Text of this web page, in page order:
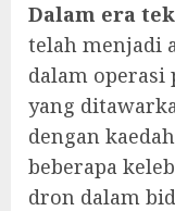
Dalam era
telah menjadi
dalam operasi
yang
dengan
beberapa
dron dalam